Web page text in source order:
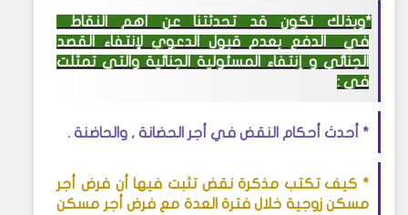
*وبذلك نكون قد تحدثتنا عن أهم النقاط
في الدفع بعدم قبول الدعوي لإنتفاء القصد
الجنائي و إنتفاء المسئولية الجنائية والتي تمثلت
في :
* أحدث أحكام النقض في أجر الحضانة , والحاضنة .
* كيف تكتب مذكرة نقض تثبت فيها أن فرض أجر
مسكن زوجية خلال فترة العدة مع فرض أجر مسكن